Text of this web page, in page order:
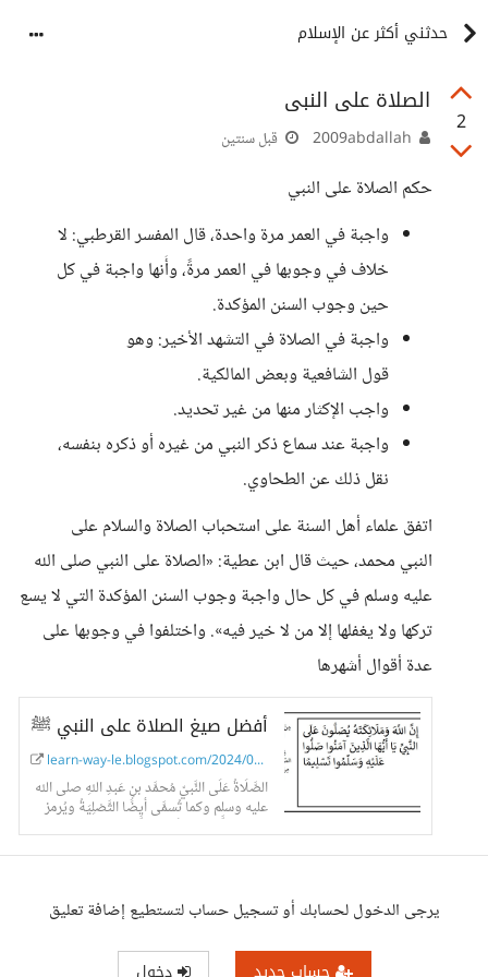
حدثني أكثر عن الإسلام
2
الصلاة على النبى
قبل سنتين
حكم الصلاة على النبي
واجبة في العمر مرة واحدة، قال المفسر القرطبي: لا
خلاف في وجوبها في العمر مرةً، وأَنها واجبة في كل
حين وجوب السنن المؤكدة.
واجبة في الصلاة في التشهد الأخير: وهو
قول الشافعية وبعض المالكية.
واجب الإكثار منها من غير تحديد.
واجبة عند سماع ذكر النبي من غيره أو ذكره بنفسه،
نقل ذلك عن الطحاوي.
اتفق علماء أهل السنة على استحباب الصلاة والسلام على
النبي محمد، حيث قال ابن عطية: «الصلاة على النبي صلى الله
عليه وسلم في كل حال واجبة وجوب السنن المؤكدة التي لا يسع
تركها ولا يغفلها إلا من لا خير فيه». واختلفوا في وجوبها على
عدة أقوال أشهرها
أفضل صيغ الصلاة على النبي ﷺ
learn-way-le.blogspot.com/2024/08/Prayers-...
الصَّلَاةُ عَلَى النَّبيّ مُحمَّد بنِ عَبدِ اللهِ صلى الله
عليه وسلم وكما تُسمَّى أيضًا التَّصْلِيَةُ ويُرمز
لها بـ«صَلَّى اللهُ عَلَيهِ وَسَلَّم»
يرجى الدخول لحسابك أو تسجيل حساب لتستطيع إضافة تعليق